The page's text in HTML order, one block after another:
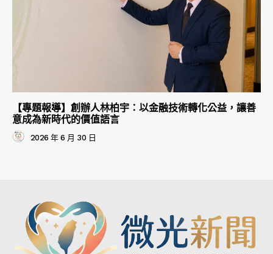
【專題報導】創辦人林柏宇：以金融技術轉化公益，讓善
意成為新時代的價值語言
2026 年 6 月 30 日